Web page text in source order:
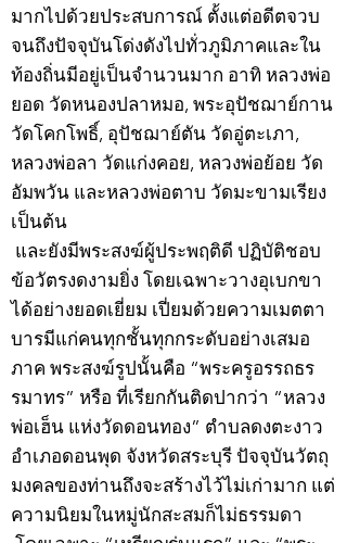
มากไปด้วยประสบการณ์ ตั้งแต่อดีตจวบ
จนถึงปัจจุบันโด่งดังไปทั่วภูมิภาคและใน
ท้องถิ่นมีอยู่เป็นจำนวนมาก อาทิ หลวงพ่อ
ยอด วัดหนองปลาหมอ, พระอุปัชฌาย์กาน
วัดโคกโพธิ์, อุปัชฌาย์ตัน วัดอู่ตะเภา,
หลวงพ่อลา วัดแก่งคอย, หลวงพ่อย้อย วัด
อัมพวัน และหลวงพ่อตาบ วัดมะขามเรียง
เป็นต้น
และยังมีพระสงฆ์ผู้ประพฤติดี ปฏิบัติชอบ
ข้อวัตรงดงามยิ่ง โดยเฉพาะวางอุเบกขา
ได้อย่างยอดเยี่ยม เปี่ยมด้วยความเมตตา
บารมีแก่คนทุกชั้นทุกกระดับอย่างเสมอ
ภาค พระสงฆ์รูปนั้นคือ “พระครูอรรถธร
รมาทร” หรือ ที่เรียกกันติดปากว่า “หลวง
พ่อเฮ็น แห่งวัดดอนทอง” ตำบลดงตะงาว
อำเภอดอนพุด จังหวัดสระบุรี ปัจจุบันวัตถุ
มงคลของท่านถึงจะสร้างไว้ไม่เก่ามาก แต่
ความนิยมในหมู่นักสะสมก็ไม่ธรรมดา